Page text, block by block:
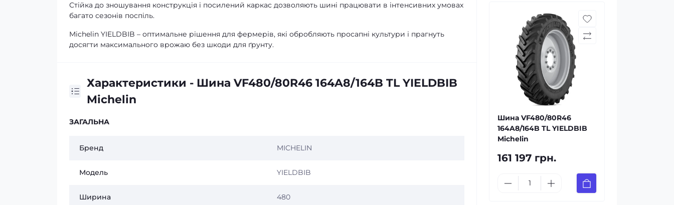
Стійка до зношування конструкція і посилений каркас дозволяють шині працювати в інтенсивних умовах
багато сезонів поспіль.
Michelin YIELDBIB – оптимальне рішення для фермерів, які обробляють просапні культури і прагнуть
досягти максимального врожаю без шкоди для ґрунту.
Характеристики - Шина VF480/80R46 164A8/164B TL YIELDBIB
Michelin
ЗАГАЛЬНА
Бренд MICHELIN
Модель YIELDBIB
Ширина 480
Шина VF480/80R46
164A8/164B TL YIELDBIB
Michelin
161 197 грн.